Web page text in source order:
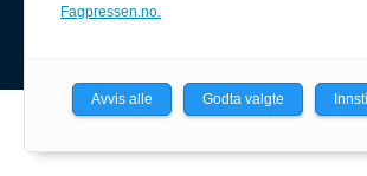
Fagpressen.no.
Avvis alle Godta valgte